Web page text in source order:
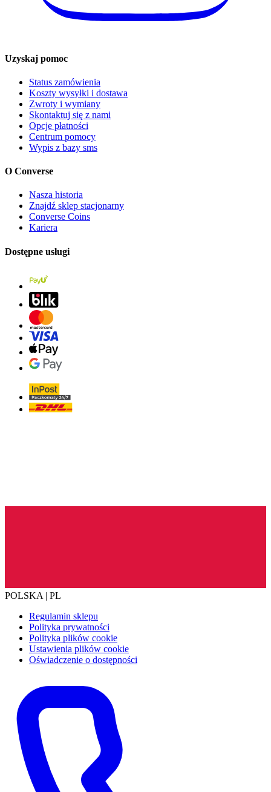
Uzyskaj pomoc
Status zamówienia
Koszty wysyłki i dostawa
Zwroty i wymiany
Skontaktuj się z nami
Opcje płatności
Centrum pomocy
Wypis z bazy sms
O Converse
Nasza historia
Znajdź sklep stacjonarny
Converse Coins
Kariera
Dostępne usługi
POLSKA | PL
Regulamin sklepu
Polityka prywatności
Polityka plików cookie
Ustawienia plików cookie
Oświadczenie o dostępności